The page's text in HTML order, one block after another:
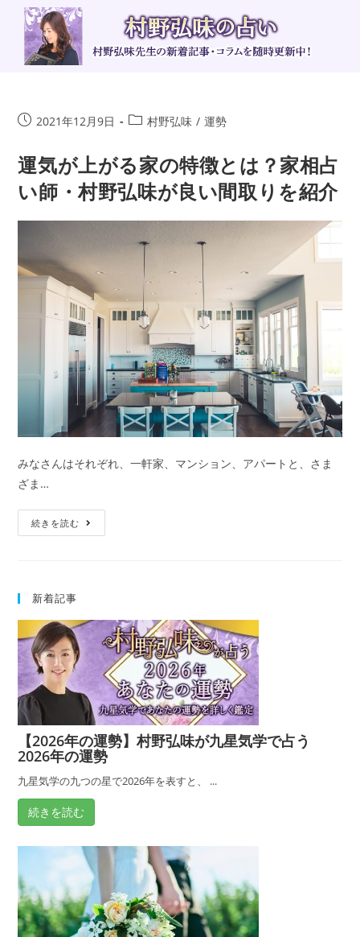
投
公
開
日:
2021年12月9日
投
カ
テ
ゴ
リ
ー:
村野弘味 / 運勢
運気が上がる家の特徴とは？家相占
い師・村野弘味が良い間取りを紹介
みなさんはそれぞれ、一軒家、マンション、アパートと、さま
ざま…
続きを読む
気
る
家
の
特
徴
と
は？
家
相
弘
味
新着記事
【2026年の運勢】村野弘味が九星気学で占う
2026年の運勢
九星気学の九つの星で2026年を表すと、 ...
続きを読む